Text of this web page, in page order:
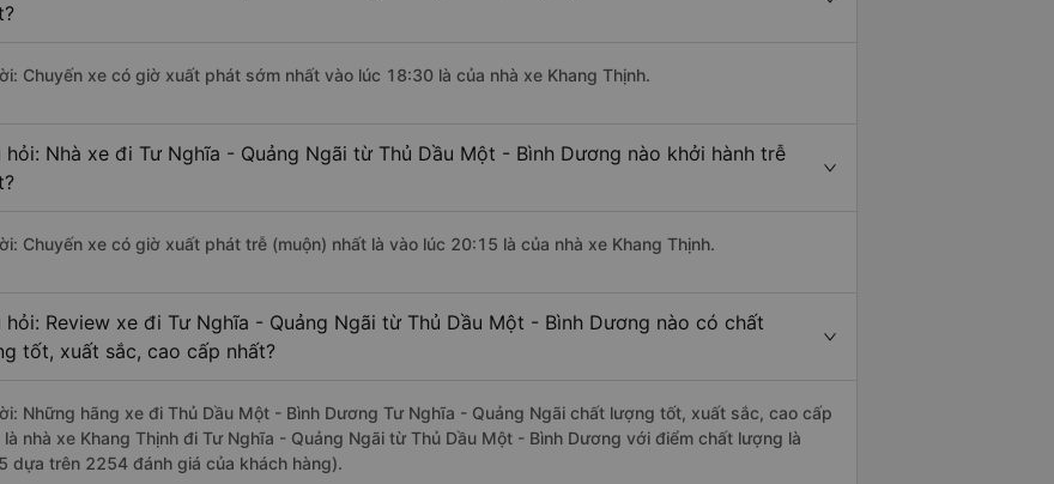
Chuyến xe có giờ xuất phát sớm nhất vào lúc 18:30 là của nhà xe Khang Thịnh.
hỏi: Nhà xe đi Tư Nghĩa - Quảng Ngãi từ Thủ Dầu Một - Bình Dương nào khởi hành trễ
Chuyến xe có giờ xuất phát trễ (muộn) nhất là vào lúc 20:15 là của nhà xe Khang Thịnh.
hỏi: Review xe đi Tư Nghĩa - Quảng Ngãi từ Thủ Dầu Một - Bình Dương nào có chất
tốt, xuất sắc, cao cấp nhất?
Những hãng xe đi Thủ Dầu Một - Bình Dương Tư Nghĩa - Quảng Ngãi chất lượng tốt, xuất sắc, cao cấp
là nhà xe Khang Thịnh đi Tư Nghĩa - Quảng Ngãi từ Thủ Dầu Một - Bình Dương với điểm chất lượng là
dựa trên 2254 đánh giá của khách hàng).